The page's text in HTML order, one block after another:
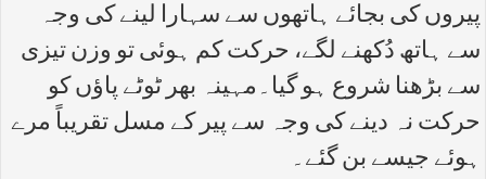
پیروں کی بجائے ہاتھوں سے سہارا لینے کی وجہ
سے ہاتھ دُکھنے لگے، حرکت کم ہوئی تو وزن تیزی
سے بڑھنا شروع ہو گیا۔مہینہ بھر ٹوٹے پاؤں کو
حرکت نہ دینے کی وجہ سے پیر کے مسل تقریباً مرے
ہوئے جیسے بن گئے۔